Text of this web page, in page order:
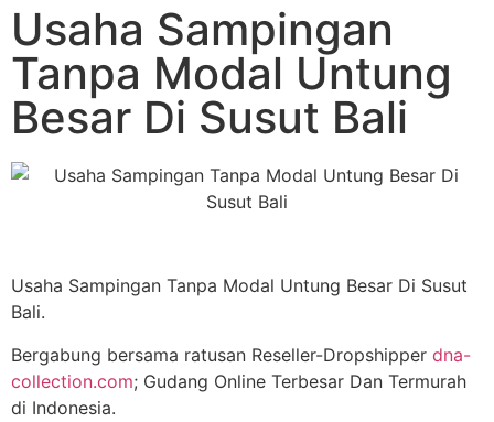
Usaha Sampingan
Tanpa Modal Untung
Besar Di Susut Bali
Usaha Sampingan Tanpa Modal Untung Besar Di Susut
Bali.
Bergabung bersama ratusan Reseller-Dropshipper dna-
collection.com; Gudang Online Terbesar Dan Termurah
di Indonesia.